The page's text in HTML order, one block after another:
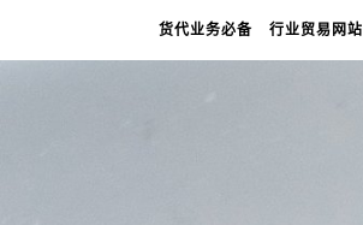
货代业务必备 行业贸易网站